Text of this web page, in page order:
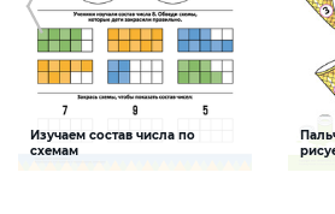
Изучаем состав числа по
схемам